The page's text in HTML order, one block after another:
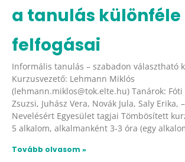
a tanulás különféle
felfogásai
Informális tanulás – szabadon választható
Kurzusvezető: Lehmann Miklós
(lehmann.miklos@tok.elte.hu) Tanárok:
Zsuzsi, Juhász Vera, Novák Jula, Saly Erika,
Nevelésért Egyesület tagjai Tömbösített
5 alkalom, alkalmanként 3-3 óra (egy
Tovább olvasom »